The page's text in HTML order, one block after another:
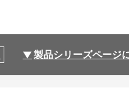
製品シリーズページ